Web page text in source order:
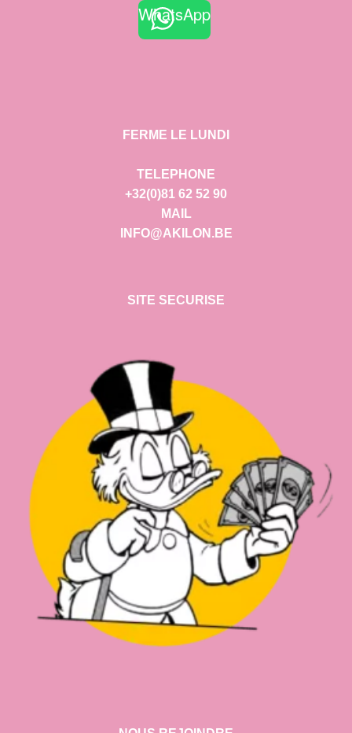
WhatsApp
FERME LE LUNDI
TELEPHONE
+32(0)81 62 52 90
MAIL
INFO@AKILON.BE
SITE SECURISE